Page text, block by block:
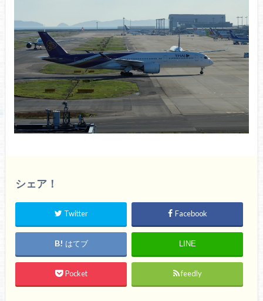
シェア！
Twitter Facebook
はてブ LINE
Pocket feedly